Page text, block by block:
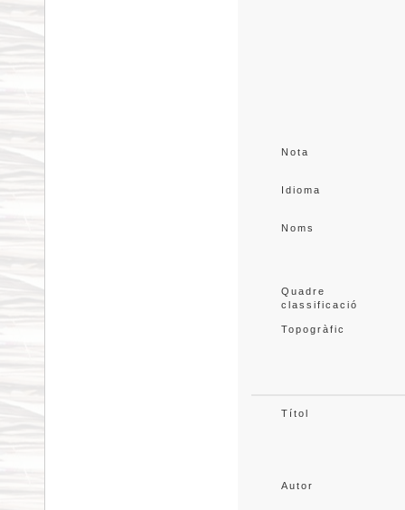
Nota
Idioma
Noms
Quadre
classificació
Topogràfic
Títol
Autor